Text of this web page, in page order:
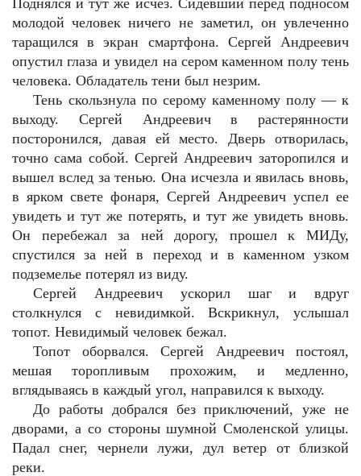
Поднялся и тут же исчез. Сидевший перед подносом
молодой человек ничего не заметил, он увлеченно
таращился в экран смартфона. Сергей Андреевич
опустил глаза и увидел на сером каменном полу тень
человека. Обладатель тени был незрим.
Тень скользнула по серому каменному полу — к
выходу. Сергей Андреевич в растерянности
посторонился, давая ей место. Дверь отворилась,
точно сама собой. Сергей Андреевич заторопился и
вышел вслед за тенью. Она исчезла и явилась вновь,
в ярком свете фонаря, Сергей Андреевич успел ее
увидеть и тут же потерять, и тут же увидеть вновь.
Он перебежал за ней дорогу, прошел к МИДу,
спустился за ней в переход и в каменном узком
подземелье потерял из виду.
Сергей Андреевич ускорил шаг и вдруг
столкнулся с невидимкой. Вскрикнул, услышал
топот. Невидимый человек бежал.
Топот оборвался. Сергей Андреевич постоял,
мешая торопливым прохожим, и медленно,
вглядываясь в каждый угол, направился к выходу.
До работы добрался без приключений, уже не
дворами, а со стороны шумной Смоленской улицы.
Падал снег, чернели лужи, дул ветер от близкой
реки.